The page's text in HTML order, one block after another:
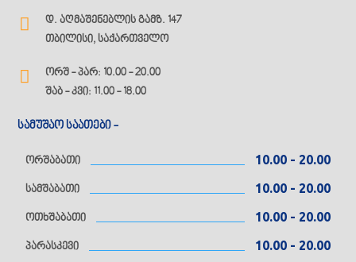
დ. აღმაშენებლის გამზ. 147
თბილისი, საქართველო
ორშ - პარ: 10.00 - 20.00
შაბ - კვი: 11.00 - 18.00
სამუშაო საათები -
ორშაბათი 10.00 - 20.00
სამშაბათი 10.00 - 20.00
ოთხშაბათი 10.00 - 20.00
პარასკევი 10.00 - 20.00